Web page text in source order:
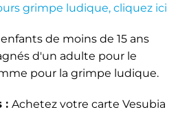
grimpe ludique, cliquez ici
enfants de moins de 15 ans
d'un adulte pour le
pour la grimpe ludique.
: Achetez votre carte Vesubia